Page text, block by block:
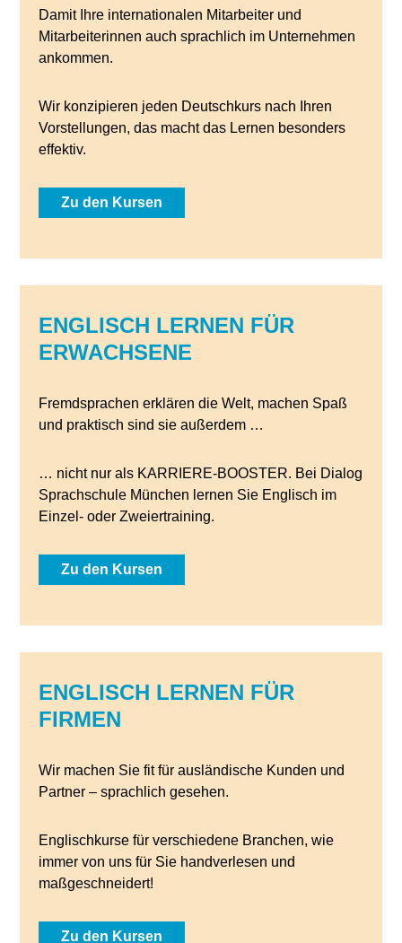
Damit Ihre internationalen Mitarbeiter und
Mitarbeiterinnen auch sprachlich im Unternehmen
ankommen.
Wir konzipieren jeden Deutschkurs nach Ihren
Vorstellungen, das macht das Lernen besonders
effektiv.
Zu den Kursen
ENGLISCH LERNEN FÜR
ERWACHSENE
Fremdsprachen erklären die Welt, machen Spaß
und praktisch sind sie außerdem …
… nicht nur als KARRIERE-BOOSTER. Bei Dialog
Sprachschule München lernen Sie Englisch im
Einzel- oder Zweiertraining.
Zu den Kursen
ENGLISCH LERNEN FÜR
FIRMEN
Wir machen Sie fit für ausländische Kunden und
Partner – sprachlich gesehen.
Englischkurse für verschiedene Branchen, wie
immer von uns für Sie handverlesen und
maßgeschneidert!
Zu den Kursen